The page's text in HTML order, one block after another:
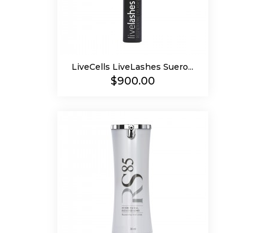
LiveCells LiveLashes Suero...
Precio
$900.00